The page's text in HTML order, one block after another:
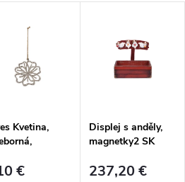
Kvetina,
€
Displej s anděly,
magnetky2 SK
237,20 €